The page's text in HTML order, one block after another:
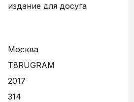
издание для досуга
Москва
T8RUGRAM
2017
314